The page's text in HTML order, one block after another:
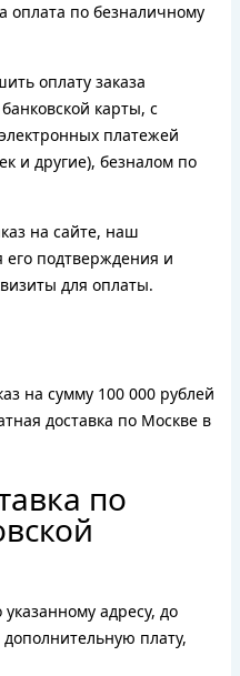
оплата по безналичному
оплату заказа
карты, с
платежей
и другие), безналом по
на сайте, наш
подтверждения и
для оплаты.
на сумму 100 000 рублей
доставка по Москве в
по
адресу, до
плату,